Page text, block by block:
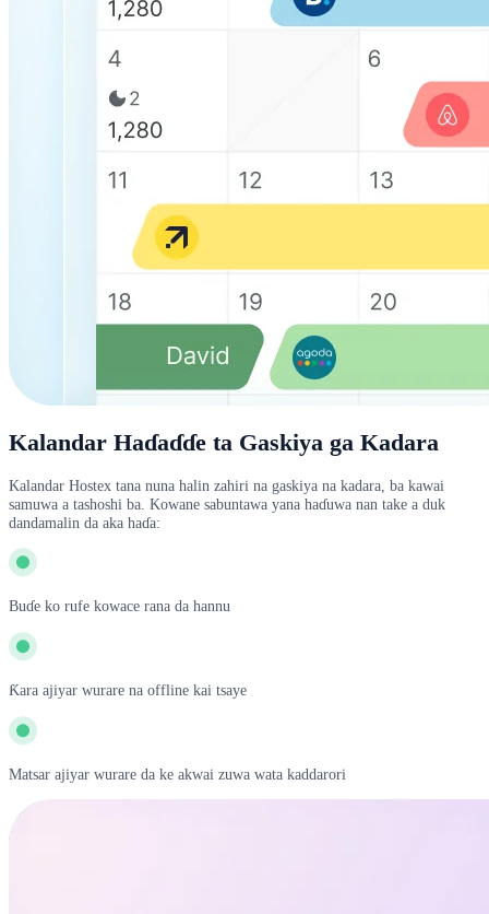
Kalandar Haɗaɗɗe ta Gaskiya ga Kadara
Kalandar Hostex tana nuna halin zahiri na gaskiya na kadara, ba kawai
samuwa a tashoshi ba. Kowane sabuntawa yana haɗuwa nan take a duk
dandamalin da aka haɗa:
Buɗe ko rufe kowace rana da hannu
Ƙara ajiyar wurare na offline kai tsaye
Matsar ajiyar wurare da ke akwai zuwa wata kaddarori